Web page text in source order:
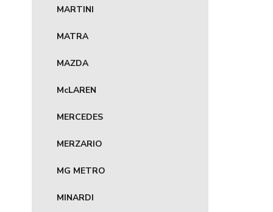
MARTINI
MATRA
MAZDA
McLAREN
MERCEDES
MERZARIO
MG METRO
MINARDI